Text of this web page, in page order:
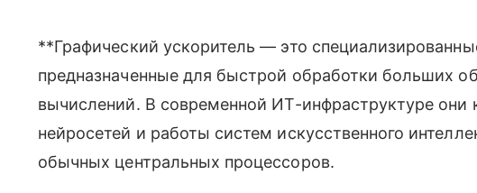
**Графический ускоритель — это
предназначенные для быстрой обработки больших
вычислений. В современной ИТ-инфраструктуре они
нейросетей и работы систем искусственного
обычных центральных процессоров.